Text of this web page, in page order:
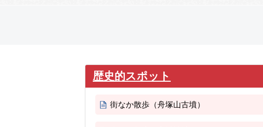
歴史的スポット
街なか散歩（舟塚山古墳）